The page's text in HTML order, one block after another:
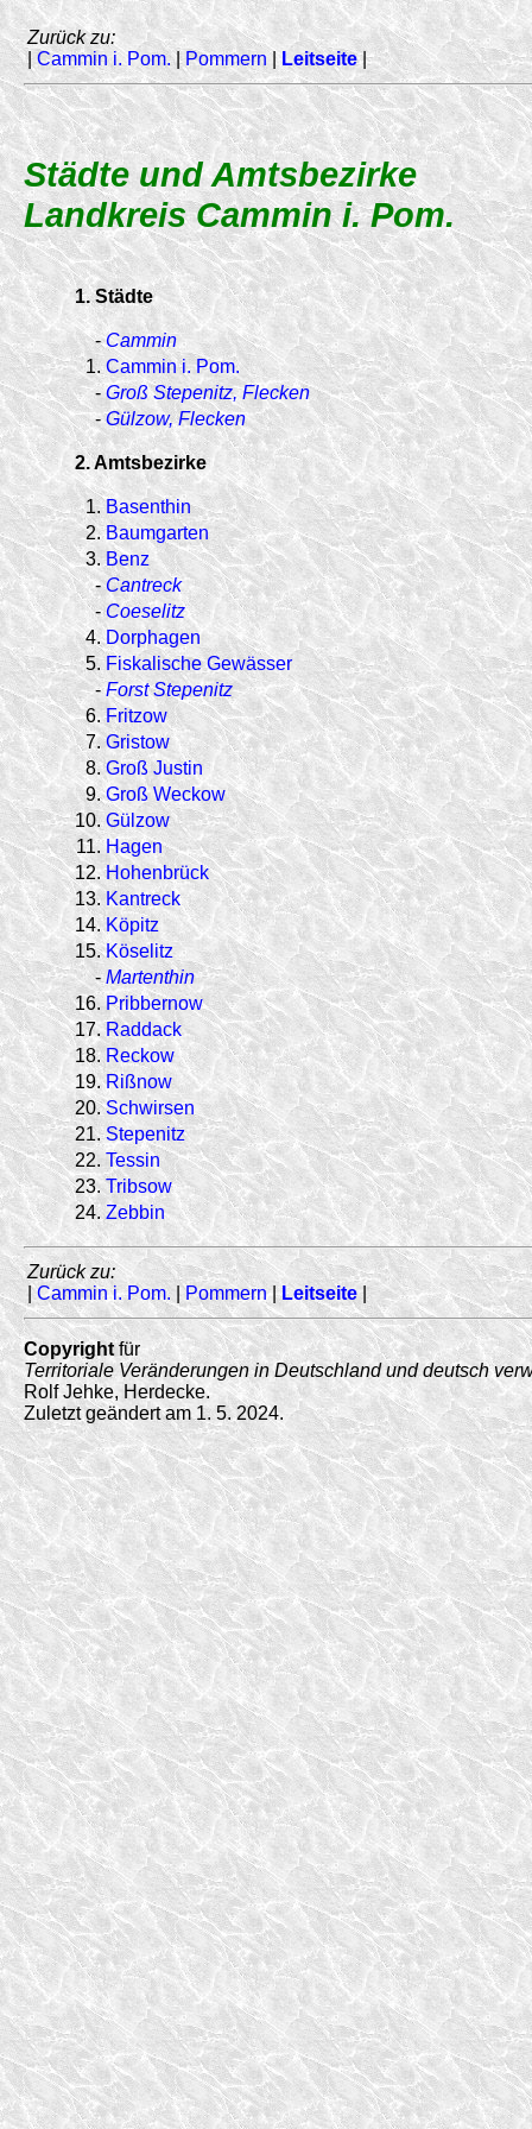
Zurück zu:
| Cammin i. Pom.| Pommern| Leitseite|
Städte und Amtsbezirke
Landkreis Cammin i. Pom.
1. Städte
- Cammin
1. Cammin i. Pom.
- Groß Stepenitz, Flecken
- Gülzow, Flecken
2. Amtsbezirke
1. Basenthin
2. Baumgarten
3. Benz
- Cantreck
- Coeselitz
4. Dorphagen
5. Fiskalische Gewässer
- Forst Stepenitz
6. Fritzow
7. Gristow
8. Groß Justin
9. Groß Weckow
10. Gülzow
11. Hagen
12. Hohenbrück
13. Kantreck
14. Köpitz
15. Köselitz
- Martenthin
16. Pribbernow
17. Raddack
18. Reckow
19. Rißnow
20. Schwirsen
21. Stepenitz
22. Tessin
23. Tribsow
24. Zebbin
Zurück zu:
|Cammin i. Pom. |Pommern|Leitseite|
Copyrightfür
Territoriale Veränderungen in Deutschland und deutsch
Rolf Jehke, Herdecke.
Zuletzt geändert am 1. 5. 2024.